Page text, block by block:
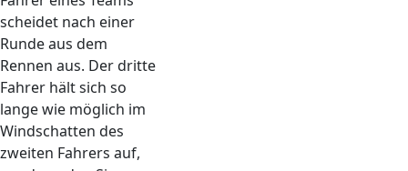
scheidet nach einer
Runde aus dem
Rennen aus. Der dritte
Fahrer hält sich so
lange wie möglich im
Windschatten des
zweiten Fahrers auf,